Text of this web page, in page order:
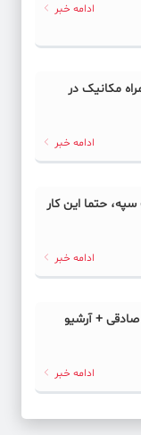
ادامه خبر
مکانیک در
ادامه خبر
حتما این کار
ادامه خبر
+ آرشیو
ادامه خبر